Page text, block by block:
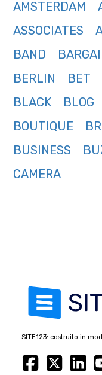
AMSTERDAM
ASSOCIATES
BAND
BERLIN
BET
BLACK
BLOG
BOUTIQUE
BUSINESS
CAMERA
SITE123: costruito in